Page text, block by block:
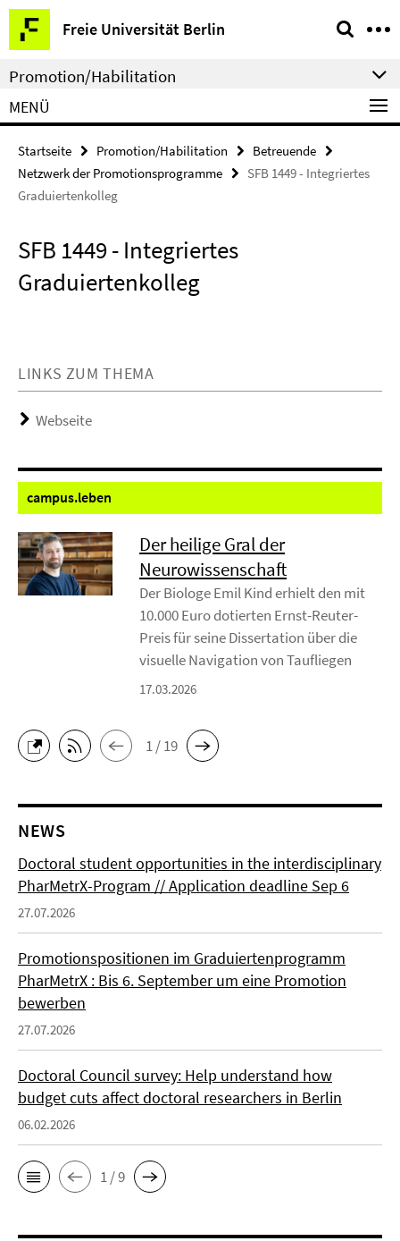
Springe
direkt
zu
Inhalt
Freie Universität Berlin
Service-
Navigation
Promotion/Habilitation
MENÜ
Startseite Promotion/Habilitation
Betreuende
Netzwerk der Promotionsprogramme
SFB 1449 - Integriertes
Graduiertenkolleg
SFB 1449 - Integriertes
Graduiertenkolleg
LINKS ZUM THEMA
Webseite
campus.leben
Der heilige Gral der
Neurowissenschaft
Der Biologe Emil Kind erhielt den mit
10.000 Euro dotierten Ernst-Reuter-
Preis für seine Dissertation über die
visuelle Navigation von Taufliegen
17.03.2026
1 / 19
NEWS
Doctoral student opportunities in the interdisciplinary
PharMetrX-Program // Application deadline Sep 6
27.07.2026
Promotionspositionen im Graduiertenprogramm
PharMetrX : Bis 6. September um eine Promotion
bewerben
27.07.2026
Doctoral Council survey: Help understand how
budget cuts affect doctoral researchers in Berlin
06.02.2026
1 / 9